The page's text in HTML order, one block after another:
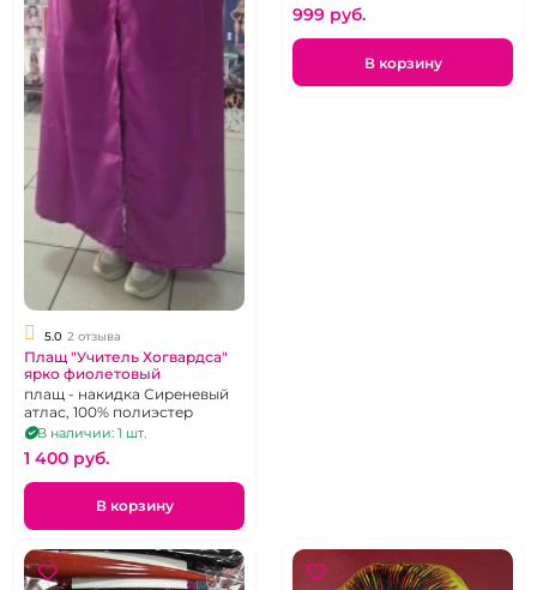
5.0 2 отзыва
Плащ "Учитель Хогвардса"
ярко фиолетовый
плащ - накидка Сиреневый
атлас, 100% полиэстер
В наличии: 1 шт.
1 400 pуб.
В корзину
999 pуб.
В корзину